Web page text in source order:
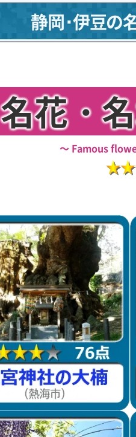
静岡･伊豆の
名花・
Famous